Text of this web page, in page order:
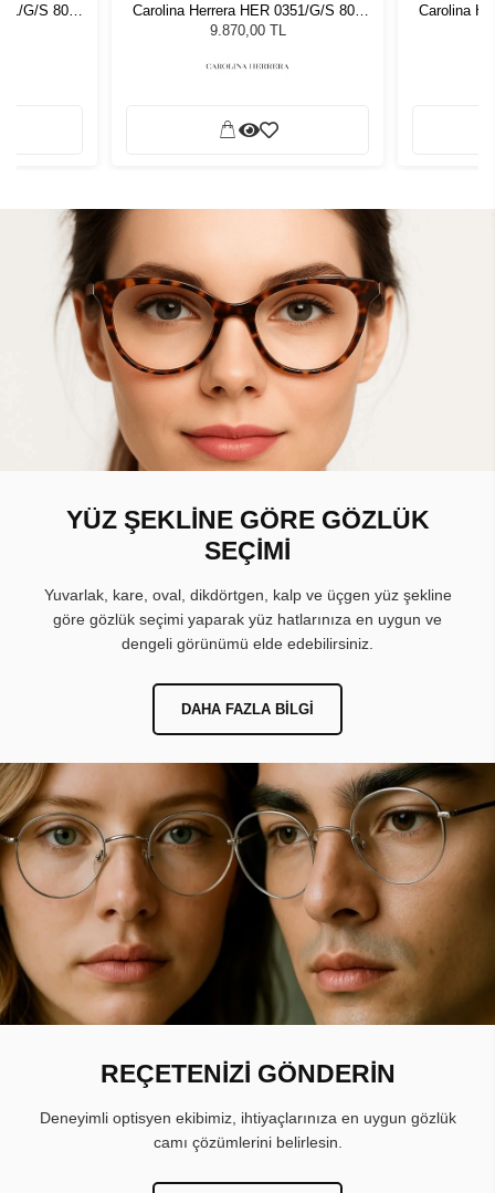
G/S 807
Carolina Herrera HER 0351/G/S 807
54 Kadın Güneş Gözlüğü
9.870,00 TL
Carolina
YÜZ ŞEKLİNE GÖRE GÖZLÜK
SEÇİMİ
Yuvarlak, kare, oval, dikdörtgen, kalp ve üçgen yüz şekline
göre gözlük seçimi yaparak yüz hatlarınıza en uygun ve
dengeli görünümü elde edebilirsiniz.
DAHA FAZLA BILGI
REÇETENİZİ GÖNDERİN
Deneyimli optisyen ekibimiz, ihtiyaçlarınıza en uygun gözlük
camı çözümlerini belirlesin.